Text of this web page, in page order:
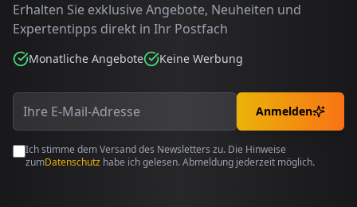
Erhalten Sie exklusive Angebote, Neuheiten und
Expertentipps direkt in Ihr Postfach
Monatliche Angebote Keine Werbung
Anmelden
Ich stimme dem Versand des Newsletters zu. Die Hinweise
zumDatenschutz habe ich gelesen. Abmeldung jederzeit möglich.